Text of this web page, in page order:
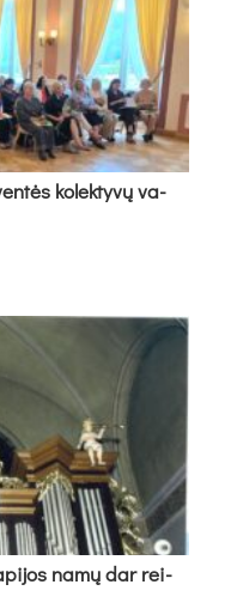
ko­lek­ty­vų va­
na­mų dar rei­